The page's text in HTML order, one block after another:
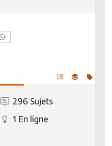
296 Sujets
1 En ligne